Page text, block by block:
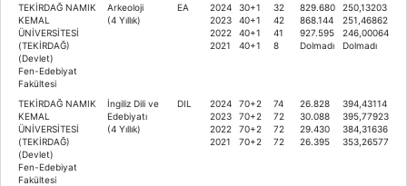
TEKİRDAĞ NAMIK
KEMAL
ÜNİVERSİTESİ
(TEKİRDAĞ)
(Devlet)
Fen-Edebiyat
Fakültesi
Arkeoloji
(4 Yıllık)
EA
2024
2023
2022
2021
30+1
40+1
40+1
40+1
32
42
41
8
829.680
868.144
927.595
Dolmadı
250,13203
251,46862
246,00064
Dolmadı
TEKİRDAĞ NAMIK
KEMAL
ÜNİVERSİTESİ
(TEKİRDAĞ)
(Devlet)
Fen-Edebiyat
Fakültesi
İngiliz Dili ve
Edebiyatı
(4 Yıllık)
DIL
2024
2023
2022
2021
70+2
70+2
70+2
70+2
74
72
72
72
26.828
30.088
29.430
26.395
394,43114
395,77923
384,31636
353,26577